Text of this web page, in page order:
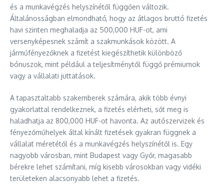
és a munkavégzés helyszínétől függően változik.
Általánosságban elmondható, hogy az átlagos bruttó fizetés
havi szinten meghaladja az 500,000 HUF-ot, ami
versenyképesnek számít a szakmunkások között. A
járműfényezőknek a fizetést kiegészíthetik különböző
bónuszok, mint például a teljesítménytől függő prémiumok
vagy a vállalati juttatások.
A tapasztaltabb szakemberek számára, akik több évnyi
gyakorlattal rendelkeznek, a fizetés elérheti, sőt meg is
haladhatja az 800,000 HUF-ot havonta. Az autószervizek és
fényezőműhelyek által kínált fizetések gyakran függnek a
vállalat méretétől és a munkavégzés helyszínétől is. Egy
nagyobb városban, mint Budapest vagy Győr, magasabb
bérekre lehet számítani, míg kisebb városokban vagy vidéki
területeken alacsonyabb lehet a fizetés.